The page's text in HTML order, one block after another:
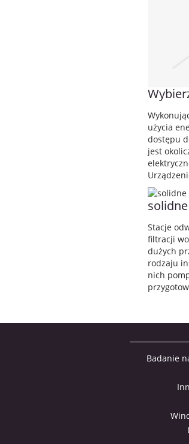
użycia
dostępu
jest
Stacje
filtracji
dużych
rodzaju
nich
Badanie